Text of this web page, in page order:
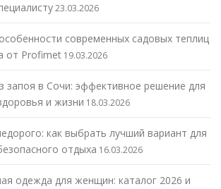
23.03.2026
современных садовых теплиц
от Profimet 19.03.2026
запоя в Сочи: эффективное решение для
и жизни 18.03.2026
как выбрать лучший вариант для
отдыха 16.03.2026
одежда для женщин: каталог 2026 и